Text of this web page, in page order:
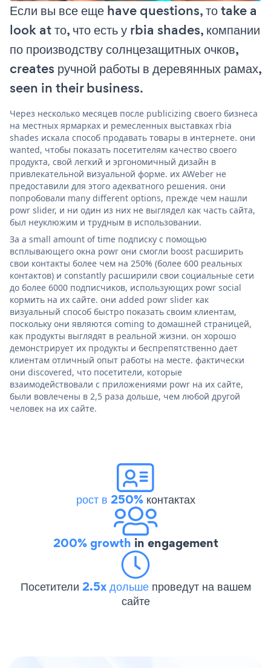
Если вы все еще have questions, то take a
look at то, что есть у rbia shades, компании
по производству солнцезащитных очков,
creates ручной работы в деревянных рамах,
seen in their business.
Через несколько месяцев после publicizing своего бизнеса
на местных ярмарках и ремесленных выставках rbia
shades искала способ продавать товары в интернете. они
wanted, чтобы показать посетителям качество своего
продукта, свой легкий и эргономичный дизайн в
привлекательной визуальной форме. их AWeber не
предоставили для этого адекватного решения. они
попробовали many different options, прежде чем нашли
powr slider, и ни один из них не выглядел как часть сайта,
был неуклюжим и трудным в использовании.
За a small amount of time подписку с помощью
всплывающего окна powr они смогли boost расширить
свои контакты более чем на 250% (более 600 реальных
контактов) и constantly расширили свои социальные сети
до более 6000 подписчиков, использующих powr social
кормить на их сайте. они added powr slider как
визуальный способ быстро показать своим клиентам,
поскольку они являются coming to домашней страницей,
как продукты выглядят в реальной жизни. он хорошо
демонстрирует их продукты и беспрепятственно дает
клиентам отличный опыт работы на месте. фактически
они discovered, что посетители, которые
взаимодействовали с приложениями powr на их сайте,
были вовлечены в 2,5 раза дольше, чем любой другой
человек на их сайте.
рост в 250%контактах
200% growth in engagement
Посетители 2.5x дольше проведут на вашем
сайте